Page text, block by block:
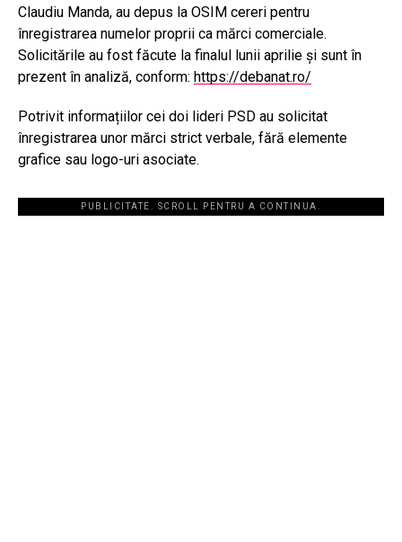
Claudiu Manda, au depus la OSIM cereri pentru
înregistrarea numelor proprii ca mărci comerciale.
Solicitările au fost făcute la finalul lunii aprilie și sunt în
prezent în analiză, conform: https://debanat.ro/
Potrivit informațiilor cei doi lideri PSD au solicitat
înregistrarea unor mărci strict verbale, fără elemente
grafice sau logo-uri asociate.
PUBLICITATE. SCROLL PENTRU A CONTINUA.